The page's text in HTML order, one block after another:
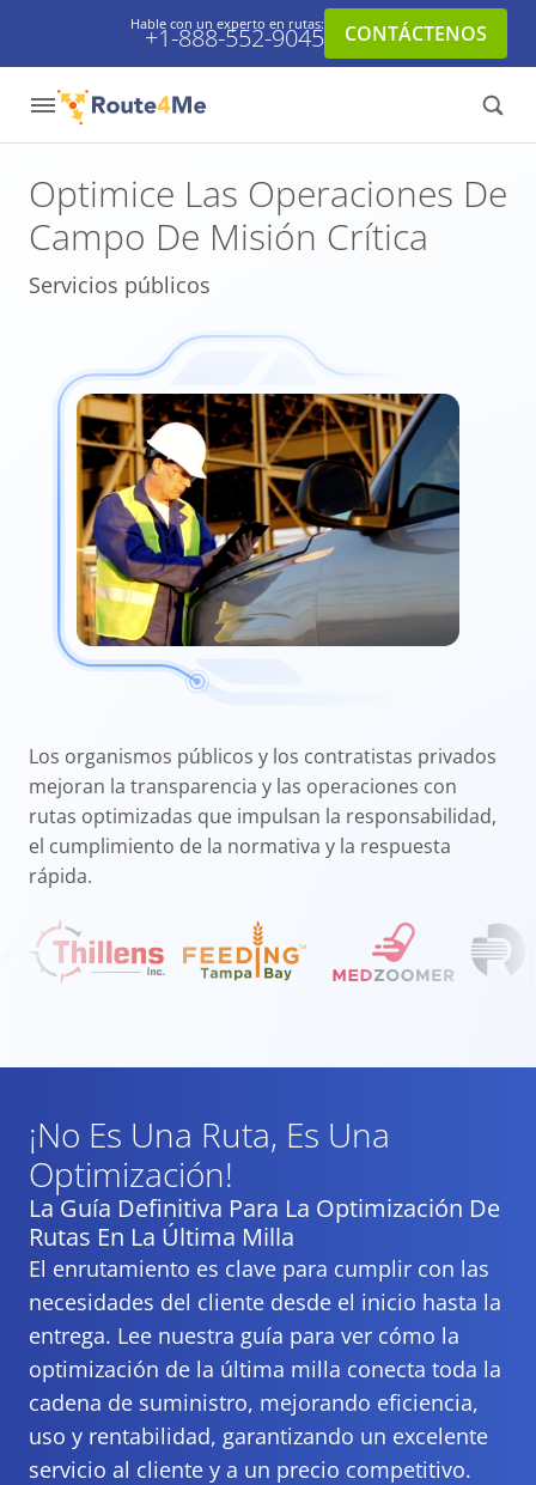
Hable con un experto en rutas:
+1-888-552-9045 CONTÁCTENOS
Optimice Las Operaciones De
Campo De Misión Crítica
Servicios públicos
Los organismos públicos y los contratistas privados
mejoran la transparencia y las operaciones con
rutas optimizadas que impulsan la responsabilidad,
el cumplimiento de la normativa y la respuesta
rápida.
¡No Es Una Ruta, Es Una
Optimización!
La Guía Definitiva Para La Optimización De
Rutas En La Última Milla
El enrutamiento es clave para cumplir con las
necesidades del cliente desde el inicio hasta la
entrega. Lee nuestra guía para ver cómo la
optimización de la última milla conecta toda la
cadena de suministro, mejorando eficiencia,
uso y rentabilidad, garantizando un excelente
servicio al cliente y a un precio competitivo.